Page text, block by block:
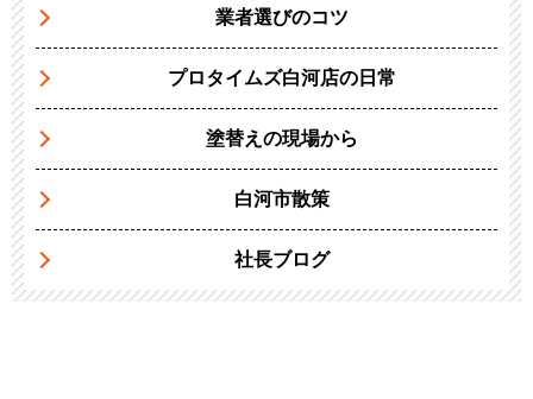
業者選びのコツ
プロタイムズ白河店の日常
塗替えの現場から
白河市散策
社長ブログ